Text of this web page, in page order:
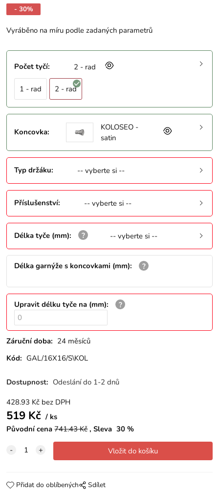
- 30%
Vyráběno na míru podle zadaných parametrů
Počet tyčí: 2 - rad
1 - rad 2 - rad
Koncovka:
KOLOSEO -
satin
Typ držáku: -- vyberte si --
Příslušenství: -- vyberte si --
Délka tyče (mm): -- vyberte si --
Délka garnýže s koncovkami (mm):
Upravit délku tyče na (mm):
Záruční doba: 24 měsíců
Kód: GAL/16X16/S\KOL
Dostupnost: Odeslání do 1-2 dnů
428.93 Kč bez DPH
519 Kč
ks
Původní cena 741.43Kč Sleva 30 %
Přidat do oblíbených Sdílet